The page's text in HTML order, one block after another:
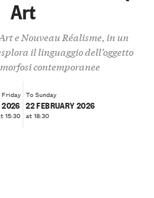
Art
e Nouveau Réalisme, in un
il linguaggio dell’oggetto
contemporanee
Friday
2026
15:30
To Sunday
22 FEBRUARY 2026
at 18:30